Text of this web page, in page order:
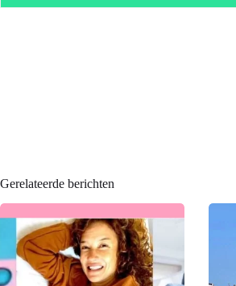
Gerelateerde berichten